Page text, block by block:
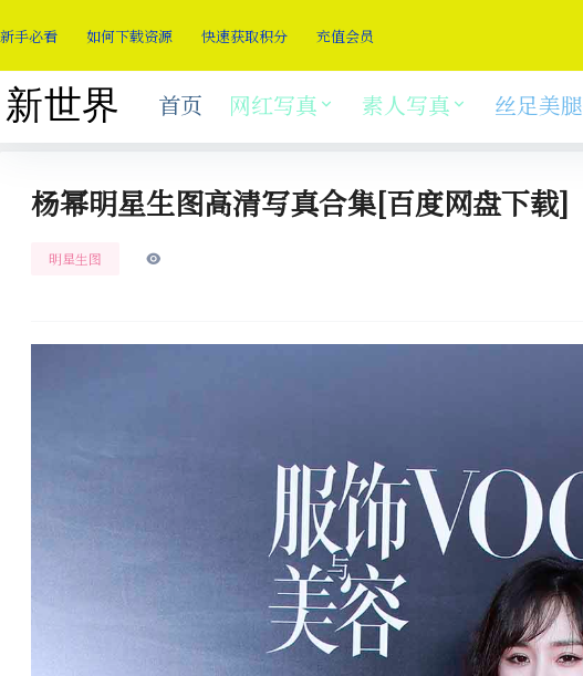
新手必看 如何下载资源 快速获取积分 充值会员
首页 网红写真 素人写真 丝足美腿
杨幂明星生图高清写真合集[百度网盘下载]
明星生图